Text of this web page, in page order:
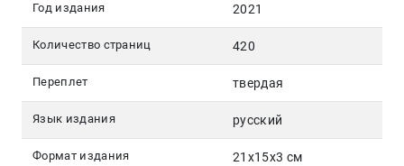
Год издания 2021
Количество страниц 420
Переплет твердая
Язык издания русский
Формат издания 21x15x3 см